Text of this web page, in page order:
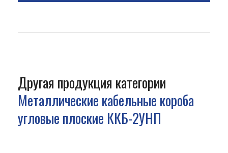
Другая продукция категории
Металлические кабельные короба
угловые плоские ККБ-2УНП